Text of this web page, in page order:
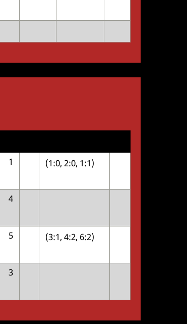
1 (1:0, 2:0, 1:1)
4
5 (3:1, 4:2, 6:2)
3